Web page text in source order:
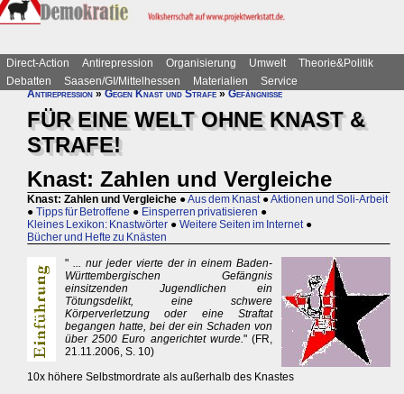
Direct-Action Antirepression Organisierung Umwelt
Theorie&Politik
Debatten
Saasen/GI/Mittelhessen Materialien
Service
Antirepression»Gegen Knast und Strafe»Gefängnisse
FÜR EINE WELT OHNE KNAST &
STRAFE!
Knast: Zahlen und Vergleiche
Knast: Zahlen und Vergleiche ●Aus dem Knast ●Aktionen und Soli-Arbeit
● Tipps für Betroffene ● Einsperren privatisieren ●
Kleines Lexikon: Knastwörter ● Weitere Seiten im Internet ●
Bücher und Hefte zu Knästen
" ... nur jeder vierte der in einem Baden-
Württembergischen Gefängnis
einsitzenden Jugendlichen ein
Tötungsdelikt, eine schwere
Körperverletzung oder eine Straftat
begangen hatte, bei der ein Schaden von
über 2500 Euro angerichtet wurde." (FR,
21.11.2006, S. 10)
10x höhere Selbstmordrate als außerhalb des Knastes